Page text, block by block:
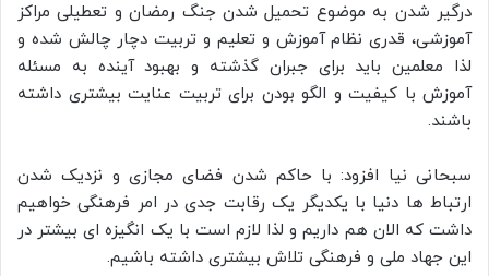
درگیر شدن به موضوع تحمیل شدن جنگ رمضان و تعطیلی مراکز
آموزشی، قدری نظام آموزش و تعلیم و تربیت دچار چالش شده و
لذا معلمین باید برای جبران گذشته و بهبود آینده به مسئله
آموزش با کیفیت و الگو بودن برای تربیت عنایت بیشتری داشته
باشند.
سبحانی نیا افزود: با حاکم شدن فضای مجازی و نزدیک شدن
ارتباط ها دنیا با یکدیگر یک رقابت جدی در امر فرهنگی خواهیم
داشت که الان هم داریم و لذا لازم است با یک انگیزه ای بیشتر در
این جهاد ملی و فرهنگی تلاش بیشتری داشته باشیم.